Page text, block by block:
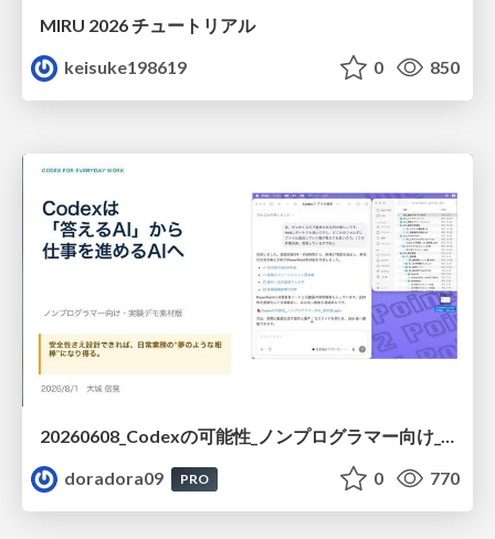
MIRU 2026 チュートリアル
keisuke198619
0 850
20260608_Codexの可能性_ノンプログラマー向け_大城追記
doradora09
PRO 0 770